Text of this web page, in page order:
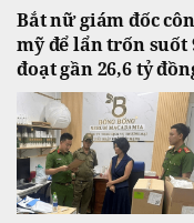
Bắt nữ giám đốc
mỹ để lẩn trốn
đoạt gần 26,6 tỷ